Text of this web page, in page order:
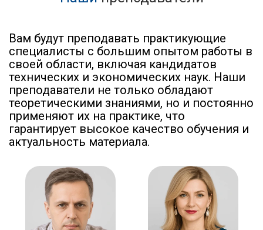
Вам будут преподавать практикующие
специалисты с большим опытом работы в
своей области, включая кандидатов
технических и экономических наук. Наши
преподаватели не только обладают
теоретическими знаниями, но и постоянно
применяют их на практике, что
гарантирует высокое качество обучения и
актуальность материала.